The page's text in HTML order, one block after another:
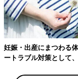
妊娠・出産にまつわる
ートラブル対策として